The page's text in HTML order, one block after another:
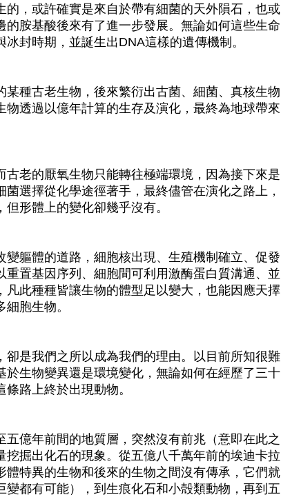
的，或許確實是來自於帶有細菌的天外隕石，也或
的胺基酸後來有了進一步發展。無論如何這些生命
封時期，並誕生出DNA這樣的遺傳機制。
某種古老生物，後來繁衍出古菌、細菌、真核生物
物透過以億年計算的生存及演化，最終為地球帶來
古老的厭氧生物只能轉往極端環境，因為接下來是
選擇從化學途徑著手，最終儘管在演化之路上，
形體上的變化卻幾乎沒有。
變軀體的道路，細胞核出現、生殖機制確立、促發
重置基因序列、細胞間可利用激酶蛋白質溝通、並
凡此種種皆讓生物的體型足以變大，也能因應天擇
胞生物。
卻是我們之所以成為我們的理由。以目前所知很難
於生物變異還是環境變化，無論如何在經歷了三十
路上終於出現動物。
五億年前間的地質層，突然沒有前兆（意即在此之
挖掘出化石的現象。從五億八千萬年前的埃迪卡拉
體特異的生物和後來的生物之間沒有傳承，它們就
變都有可能），到生痕化石和小殻類動物，再到五